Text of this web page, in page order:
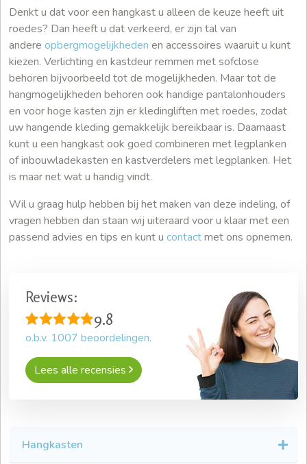
Denkt u dat voor een hangkast u alleen de keuze heeft uit
roedes? Dan heeft u dat verkeerd, er zijn tal van
andere opbergmogelijkheden en accessoires waaruit u kunt
kiezen. Verlichting en kastdeur remmen met sofclose
behoren bijvoorbeeld tot de mogelijkheden. Maar tot de
hangmogelijkheden behoren ook handige pantalonhouders
en voor hoge kasten zijn er kledingliften met roedes, zodat
uw hangende kleding gemakkelijk bereikbaar is. Daarnaast
kunt u een hangkast ook goed combineren met legplanken
of inbouwladekasten en kastverdelers met legplanken. Het
is maar net wat u handig vindt.
Wil u graag hulp hebben bij het maken van deze indeling, of
vragen hebben dan staan wij uiteraard voor u klaar met een
passend advies en tips en kunt u contactmet ons opnemen.
Reviews:
9.8
o.b.v. 1007 beoordelingen.
Lees alle recensies
Hangkasten